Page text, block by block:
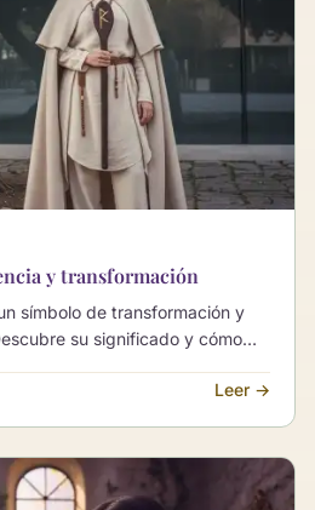
y transformación
símbolo de transformación y
su significado y cómo
Leer →